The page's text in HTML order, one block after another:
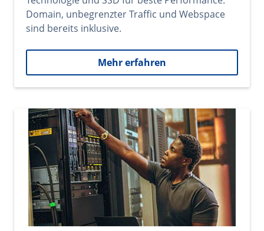
Domain, unbegrenzter Traffic und Webspace
sind bereits inklusive.
Mehr erfahren